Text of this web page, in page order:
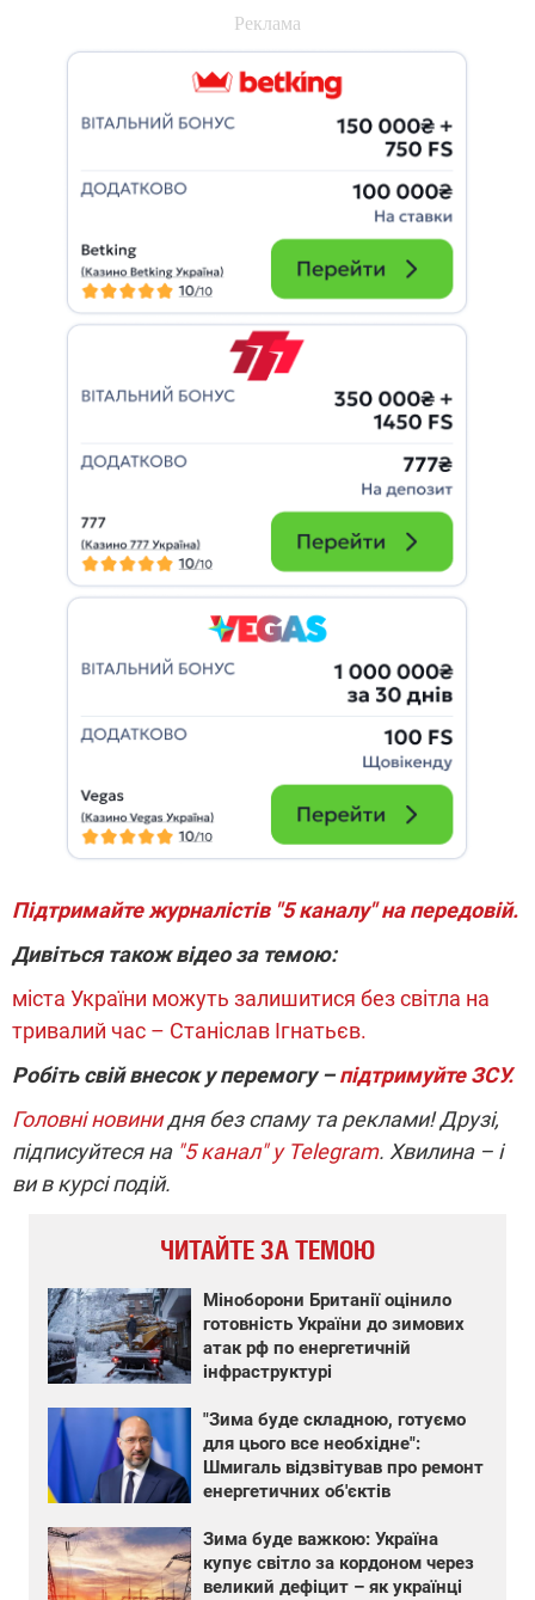
Підтримайте журналістів "5 каналу" на передовій.
Дивіться також відео за темою:
міста України можуть залишитися без світла на
тривалий час – Станіслав Ігнатьєв.
Робіть свій внесок у перемогу –підтримуйте ЗСУ.
Головні новинидня без спаму та реклами! Друзі,
підписуйтеся на "5 канал" у Telegram. Хвилина – і
ви в курсі подій.
ЧИТАЙТЕ ЗА ТЕМОЮ
Міноборони Британії оцінило
готовність України до зимових
атак рф по енергетичній
інфраструктурі
"Зима буде складною, готуємо
для цього все необхідне":
Шмигаль відзвітував про ремонт
енергетичних об'єктів
Зима буде важкою: Україна
купує світло за кордоном через
великий дефіцит – як українці